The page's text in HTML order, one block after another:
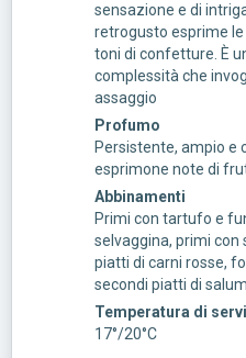
sensazione e di
retrogusto esprime
toni di confetture. È
complessità che
assaggio
Profumo
Persistente, ampio e
esprimone note di
Abbinamenti
Primi con tartufo e
selvaggina, primi con
piatti di carni rosse,
secondi piatti di
Temperatura di
17°/20°C